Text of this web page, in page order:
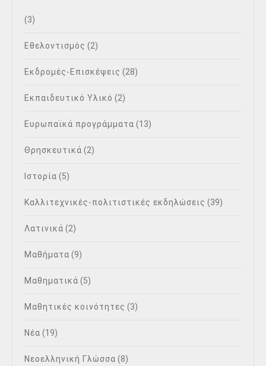
(3)
Εθελοντισμός (2)
Εκδρομές-Επισκέψεις (28)
Εκπαιδευτικό Υλικό (2)
Ευρωπαϊκά προγράμματα (13)
Θρησκευτικά (2)
Ιστορία (5)
Καλλιτεχνικές-πολιτιστικές εκδηλώσεις (39)
Λατινικά (2)
Μαθήματα (9)
Μαθηματικά (5)
Μαθητικές κοινότητες (3)
Νέα (19)
Νεοελληνική Γλώσσα (8)